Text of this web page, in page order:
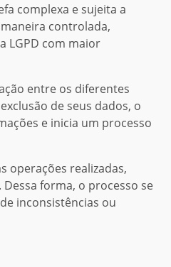
complexa e sujeita a
controlada,
LGPD com maior
entre os diferentes
de seus dados, o
e inicia um processo
operações realizadas,
forma, o processo se
inconsistências ou